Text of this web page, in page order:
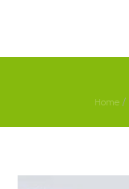
Home